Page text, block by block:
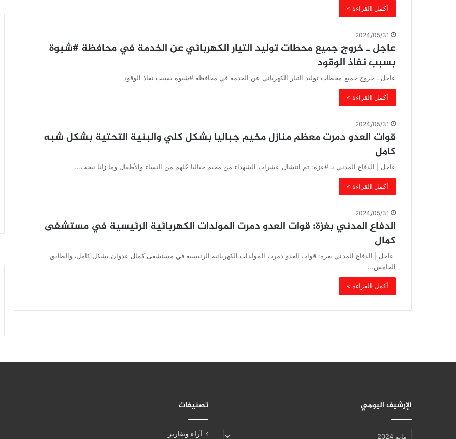
أكمل القراءة »
2024/05/31
عاجل ـ خروج جميع محطات توليد التيار الكهربائي عن الخدمة في محافظة #شبوة
بسبب نفاذ الوقود
عاجل ـ خروج جميع محطات توليد التيار الكهربائي عن الخدمة في محافظة #شبوة بسبب نفاذ الوقود
أكمل القراءة »
2024/05/31
قوات العدو دمرت معظم منازل مخيم جباليا بشكل كلي والبنية التحتية بشكل شبه
كامل
عاجل | الدفاع المدني بـ #غزة: تم انتشال عشرات الشهداء من مخيم جباليا جُلهم من النساء والأطفال وما زلنا نبحث…
أكمل القراءة »
2024/05/31
الدفاع المدني بغزة: قوات العدو دمرت المولدات الكهربائية الرئيسية في مستشفى
كمال
‏ عاجل | الدفاع المدني بغزة: قوات العدو دمرت المولدات الكهربائية الرئيسية في مستشفى كمال عدوان بشكل كامل، والطابق
الخامس…
أكمل القراءة »
الإرشيف اليومي
الإرشيف
تصنيفات
آراء وتقارير